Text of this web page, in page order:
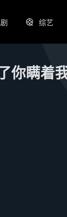
综艺
你瞒着